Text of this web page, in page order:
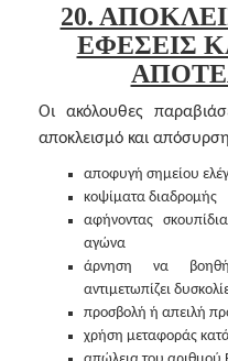
20.
ΕΦΕΣΕΙΣ
Οι ακόλουθες
αποκλεισμό και
αποφυγή σημείου
κοψίματα διαδρομής
αφήνοντας
αγώνα
άρνηση να
αντιμετωπίζει
προσβολή ή απειλή
χρήση μεταφοράς